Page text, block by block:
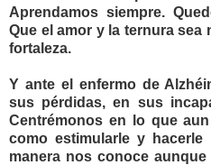
Aprendamos siempre.
Que el amor y la ternura
fortaleza.
Y ante el enfermo de
sus pérdidas, en sus
Centrémonos en lo que
como estimularle y
manera nos conoce